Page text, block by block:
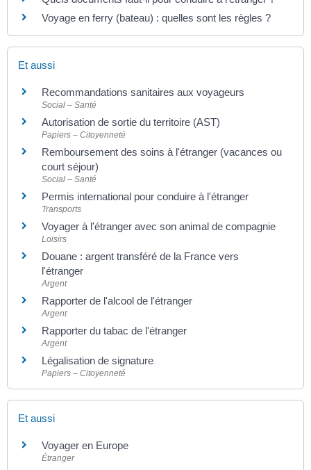
Voyage en ferry (bateau) : quelles sont les règles ?
Et aussi
Recommandations sanitaires aux voyageurs
Social – Santé
Autorisation de sortie du territoire (AST)
Papiers – Citoyenneté
Remboursement des soins à l'étranger (vacances ou
court séjour)
Social – Santé
Permis international pour conduire à l'étranger
Transports
Voyager à l'étranger avec son animal de compagnie
Loisirs
Douane : argent transféré de la France vers
l'étranger
Argent
Rapporter de l'alcool de l'étranger
Argent
Rapporter du tabac de l'étranger
Argent
Légalisation de signature
Papiers – Citoyenneté
Et aussi
Voyager en Europe
Étranger